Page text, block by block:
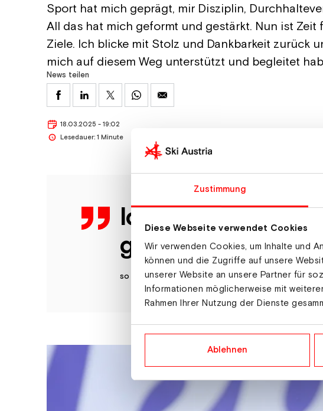
Zustimmung
Diese Webseite verwendet Cookies
Wir verwenden Cookies, um Inhalte und
können und die Zugriffe auf unsere
unserer Website an unsere Partner für
Informationen möglicherweise mit
Rahmen Ihrer Nutzung der Dienste
Ablehnen
Sport hat mich geprägt, mir Disziplin,
All das hat mich geformt und gestärkt. Nun ist
Ziele. Ich blicke mit Stolz und Dankbarkeit zurück
mich auf diesem Weg unterstützt und begleitet
News teilen
18.03.2025 - 19:02
Lesedauer: 1 Minute
Ich blicke mit
gleichzeitig
so die 33-Jährige über ihren Rücktritt